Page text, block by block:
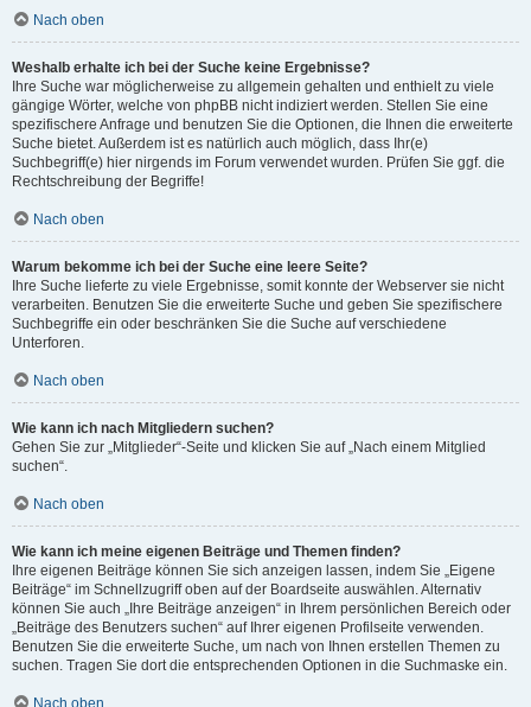
Nach oben
Weshalb erhalte ich bei der Suche keine Ergebnisse?
Ihre Suche war möglicherweise zu allgemein gehalten und enthielt zu viele
gängige Wörter, welche von phpBB nicht indiziert werden. Stellen Sie eine
spezifischere Anfrage und benutzen Sie die Optionen, die Ihnen die erweiterte
Suche bietet. Außerdem ist es natürlich auch möglich, dass Ihr(e)
Suchbegriff(e) hier nirgends im Forum verwendet wurden. Prüfen Sie ggf. die
Rechtschreibung der Begriffe!
Nach oben
Warum bekomme ich bei der Suche eine leere Seite?
Ihre Suche lieferte zu viele Ergebnisse, somit konnte der Webserver sie nicht
verarbeiten. Benutzen Sie die erweiterte Suche und geben Sie spezifischere
Suchbegriffe ein oder beschränken Sie die Suche auf verschiedene
Unterforen.
Nach oben
Wie kann ich nach Mitgliedern suchen?
Gehen Sie zur „Mitglieder“-Seite und klicken Sie auf „Nach einem Mitglied
suchen“.
Nach oben
Wie kann ich meine eigenen Beiträge und Themen finden?
Ihre eigenen Beiträge können Sie sich anzeigen lassen, indem Sie „Eigene
Beiträge“ im Schnellzugriff oben auf der Boardseite auswählen. Alternativ
können Sie auch „Ihre Beiträge anzeigen“ in Ihrem persönlichen Bereich oder
„Beiträge des Benutzers suchen“ auf Ihrer eigenen Profilseite verwenden.
Benutzen Sie die erweiterte Suche, um nach von Ihnen erstellen Themen zu
suchen. Tragen Sie dort die entsprechenden Optionen in die Suchmaske ein.
Nach oben